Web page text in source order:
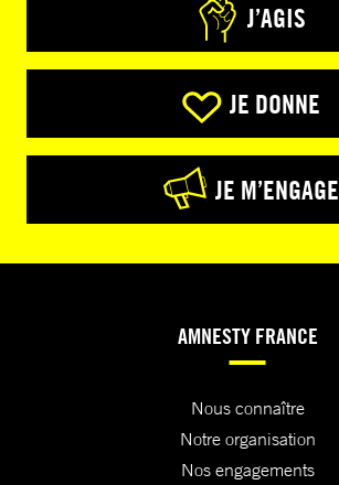
J’AGIS
JE DONNE
JE M’ENGAGE
AMNESTY FRANCE
Nous connaître
Notre organisation
Nos engagements